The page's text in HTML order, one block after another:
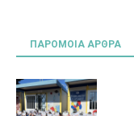
ΠΑΡΟΜΟΙΑ ΑΡΘΡΑ